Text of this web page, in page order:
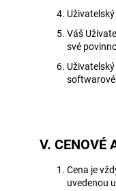
Váš
své
V. CENOVÉ
Cena je
uvedenou